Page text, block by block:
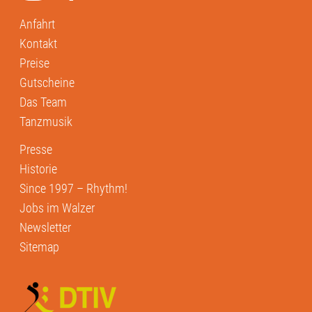
Anfahrt
Kontakt
Preise
Gutscheine
Das Team
Tanzmusik
Presse
Historie
Since 1997 – Rhythm!
Jobs im Walzer
Newsletter
Sitemap